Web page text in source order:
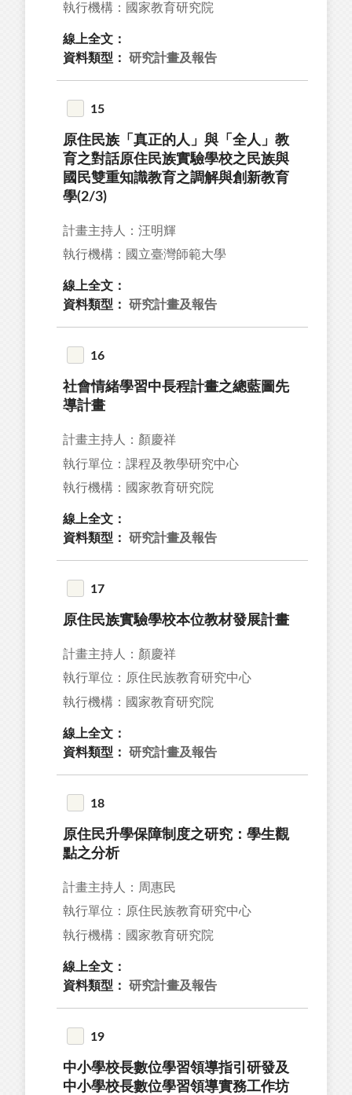
執行機構：國家教育研究院
線上全文：
資料類型：
研究計畫及報告
15
原住民族「真正的人」與「全人」教
育之對話原住民族實驗學校之民族與
國民雙重知識教育之調解與創新教育
學(2/3)
計畫主持人：汪明輝
執行機構：國立臺灣師範大學
線上全文：
資料類型：
研究計畫及報告
16
社會情緒學習中長程計畫之總藍圖先
導計畫
計畫主持人：顏慶祥
執行單位：課程及教學研究中心
執行機構：國家教育研究院
線上全文：
資料類型：
研究計畫及報告
17
原住民族實驗學校本位教材發展計畫
計畫主持人：顏慶祥
執行單位：原住民族教育研究中心
執行機構：國家教育研究院
線上全文：
資料類型：
研究計畫及報告
18
原住民升學保障制度之研究：學生觀
點之分析
計畫主持人：周惠民
執行單位：原住民族教育研究中心
執行機構：國家教育研究院
線上全文：
資料類型：
研究計畫及報告
19
中小學校長數位學習領導指引研發及
中小學校長數位學習領導實務工作坊